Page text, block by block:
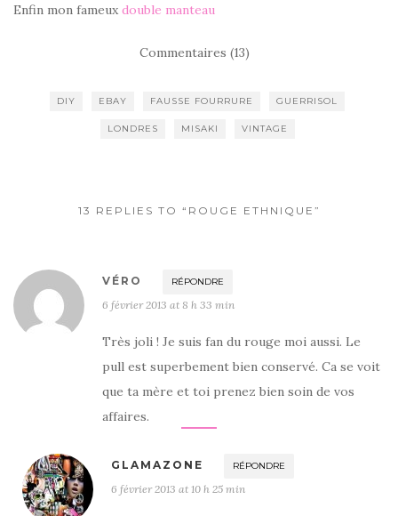
Enfin mon fameux double manteau
Commentaires (13)
DIY EBAY FAUSSE FOURRURE GUERRISOL
LONDRES MISAKI VINTAGE
13 REPLIES TO “ROUGE ETHNIQUE”
VÉRO RÉPONDRE
6 février 2013 at 8 h 33 min
Très joli ! Je suis fan du rouge moi aussi. Le
pull est superbement bien conservé. Ca se voit
que ta mère et toi prenez bien soin de vos
affaires.
GLAMAZONE RÉPONDRE
6 février 2013 at 10 h 25 min